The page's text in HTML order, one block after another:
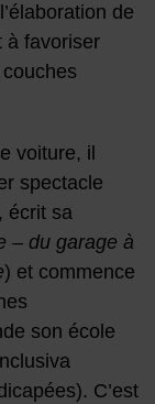
de
à favoriser
voiture, il
spectacle
écrit sa
– du garage à
) et commence
son école
C’est